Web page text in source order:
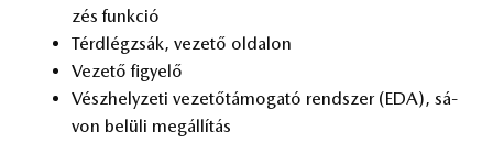
zés funk­ció
Térd­lég­zsák, ve­ze­tő ol­da­lon
Ve­ze­tő fi­gye­lő
Vész­hely­ze­ti ve­ze­tő­tá­mo­ga­tó rend­szer (EDA), sá­
von be­lü­li meg­ál­lí­tás